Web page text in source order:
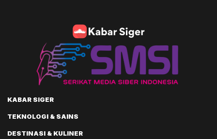
KABAR SIGER
TEKNOLOGI & SAINS
DESTINASI & KULINER